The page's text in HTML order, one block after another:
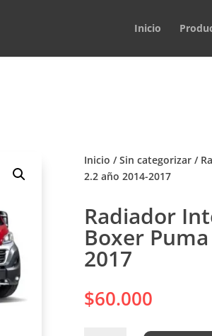
Inicio
Inicio /Sin categorizar/
2.2 año 2014-2017
Radiador
Boxer
2017
$60.000